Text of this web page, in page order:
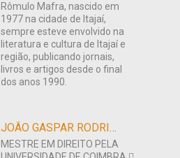
Rômulo Mafra, nascido em
1977 na cidade de Itajaí,
sempre esteve envolvido na
literatura e cultura de Itajaí e
região, publicando jornais,
livros e artigos desde o final
dos anos 1990.
JOÃO GASPAR RODRIGUES
MESTRE EM DIREITO PELA